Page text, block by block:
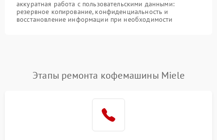
аккуратная работа с пользовательскими данными:
резервное копирование, конфиденциальность и
восстановление информации при необходимости
Этапы ремонта кофемашины Miele